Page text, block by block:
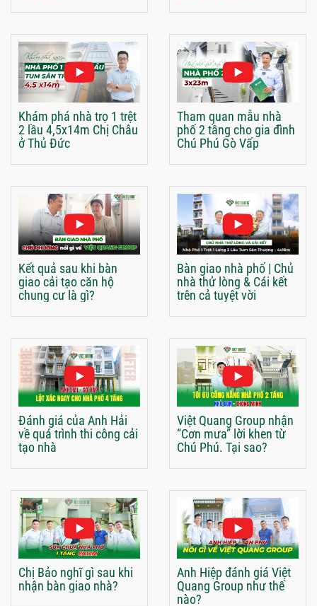
Khám phá nhà trọ 1 trệt
2 lầu 4,5x14m Chị Châu
ở Thủ Đức
Tham quan mẫu nhà
phố 2 tầng cho gia đình
Chú Phú Gò Vấp
Kết quả sau khi bàn
giao cải tạo căn hộ
chung cư là gì?
Bàn giao nhà phố | Chủ
nhà thử lòng & Cái kết
trên cả tuyệt vời
Đánh giá của Anh Hải
về quá trình thi công cải
tạo nhà
Việt Quang Group nhận
“Cơn mưa” lời khen từ
Chú Phú. Tại sao?
Chị Bảo nghĩ gì sau khi
nhận bàn giao nhà?
Anh Hiệp đánh giá Việt
Quang Group như thế
nào?